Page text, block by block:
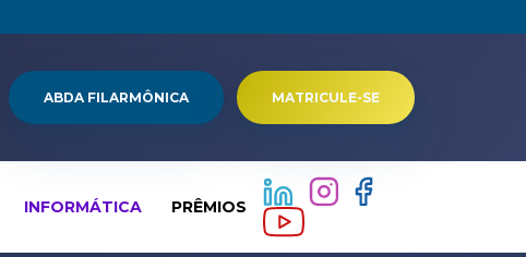
ABDA FILARMÔNICA MATRICULE-SE
INFORMÁTICA PRÊMIOS